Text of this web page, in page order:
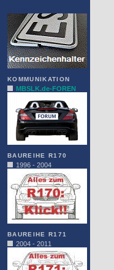
KOMMUNIKATION
MBSLK.de-FOREN
BAUREIHE R170
1996 - 2004
BAUREIHE R171
2004 - 2011